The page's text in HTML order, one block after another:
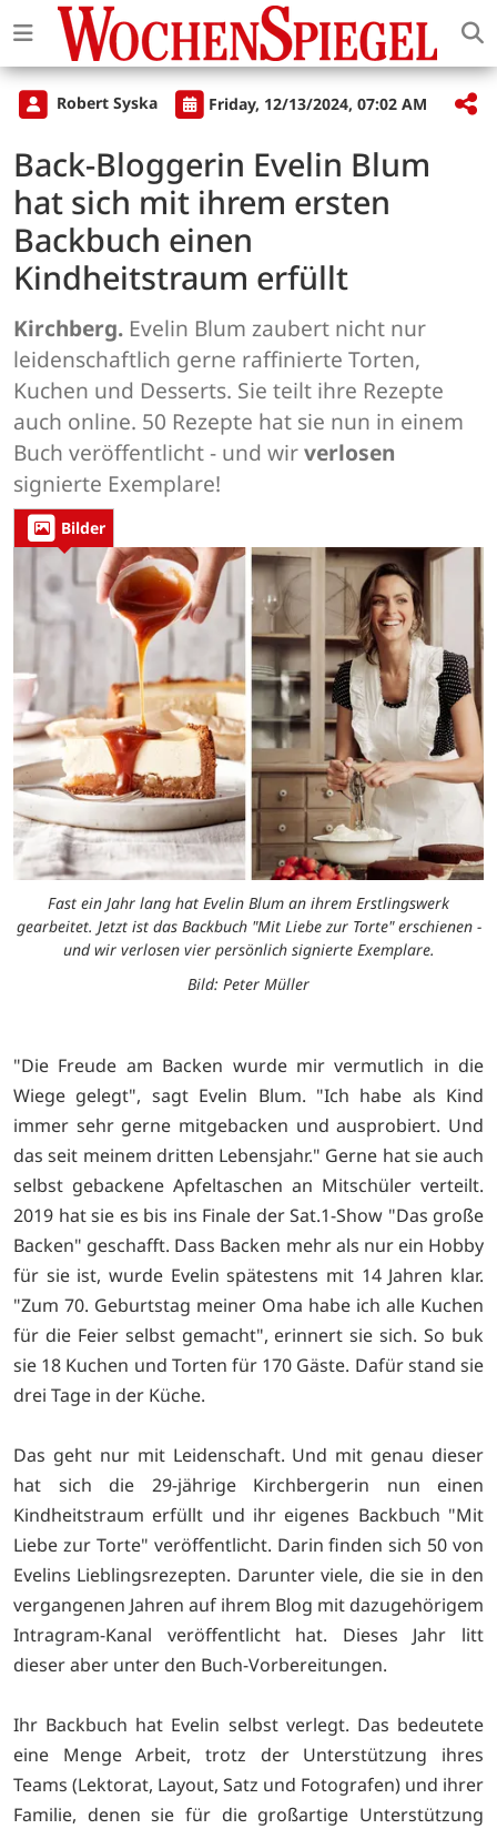
Robert Syska Friday, 12/13/2024, 07:02 AM
Back-Bloggerin Evelin Blum
hat sich mit ihrem ersten
Backbuch einen
Kindheitstraum erfüllt
Kirchberg. Evelin Blum zaubert nicht nur
leidenschaftlich gerne raffinierte Torten,
Kuchen und Desserts. Sie teilt ihre Rezepte
auch online. 50 Rezepte hat sie nun in einem
Buch veröffentlicht - und wirverlosen
signierte Exemplare!
Bilder
Fast ein Jahr lang hat Evelin Blum an ihrem Erstlingswerk
gearbeitet. Jetzt ist das Backbuch "Mit Liebe zur Torte" erschienen -
und wir verlosen vier persönlich signierte Exemplare.
Bild: Peter Müller
"Die Freude am Backen wurde mir vermutlich in die
Wiege gelegt", sagt Evelin Blum. "Ich habe als Kind
immer sehr gerne mitgebacken und ausprobiert. Und
das seit meinem dritten Lebensjahr." Gerne hat sie auch
selbst gebackene Apfeltaschen an Mitschüler verteilt.
2019 hat sie es bis ins Finale der Sat.1-Show "Das große
Backen" geschafft. Dass Backen mehr als nur ein Hobby
für sie ist, wurde Evelin spätestens mit 14 Jahren klar.
"Zum 70. Geburtstag meiner Oma habe ich alle Kuchen
für die Feier selbst gemacht", erinnert sie sich. So buk
sie 18 Kuchen und Torten für 170 Gäste. Dafür stand sie
drei Tage in der Küche.
Das geht nur mit Leidenschaft. Und mit genau dieser
hat sich die 29-jährige Kirchbergerin nun einen
Kindheitstraum erfüllt und ihr eigenes Backbuch "Mit
Liebe zur Torte" veröffentlicht. Darin finden sich 50 von
Evelins Lieblingsrezepten. Darunter viele, die sie in den
vergangenen Jahren auf ihrem Blog mit dazugehörigem
Intragram-Kanal veröffentlicht hat. Dieses Jahr litt
dieser aber unter den Buch-Vorbereitungen.
Ihr Backbuch hat Evelin selbst verlegt. Das bedeutete
eine Menge Arbeit, trotz der Unterstützung ihres
Teams (Lektorat, Layout, Satz und Fotografen) und ihrer
Familie, denen sie für die großartige Unterstützung